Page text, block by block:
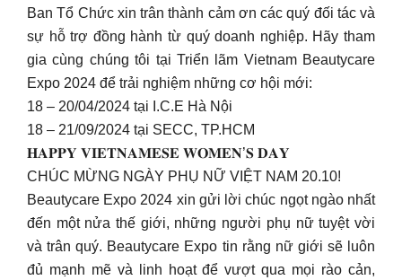
Ban Tổ Chức xin trân thành cảm ơn các quý đối tác và
sự hỗ trợ đồng hành từ quý doanh nghiệp. Hãy tham
gia cùng chúng tôi tại Triển lãm Vietnam Beautycare
Expo 2024 để trải nghiệm những cơ hội mới:
18 – 20/04/2024 tại I.C.E Hà Nội
18 – 21/09/2024 tại SECC, TP.HCM
𝐇𝐀𝐏𝐏𝐘 𝐕𝐈𝐄𝐓𝐍𝐀𝐌𝐄𝐒𝐄 𝐖𝐎𝐌𝐄𝐍’𝐒 𝐃𝐀𝐘
CHÚC MỪNG NGÀY PHỤ NỮ VIỆT NAM 20.10!
Beautycare Expo 2024 xin gửi lời chúc ngọt ngào nhất
đến một nửa thế giới, những người phụ nữ tuyệt vời
và trân quý. Beautycare Expo tin rằng nữ giới sẽ luôn
đủ mạnh mẽ và linh hoạt để vượt qua mọi rào cản,